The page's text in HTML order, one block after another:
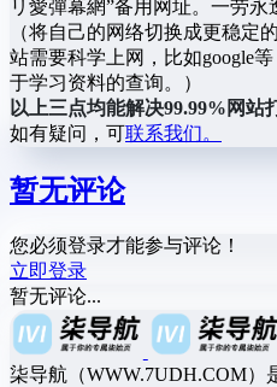
リ愛彈幕網”备用网址。一劳
（将自己的网络切换成更稳定
站需要科学上网，比如google
于学习资料的查询。）
以上三点均能解决99.99%网站
如有疑问，可联系我们。
暂无评论
您必须登录才能参与评论！
立即登录
暂无评论...
柒导航（WWW.7UDH.COM）